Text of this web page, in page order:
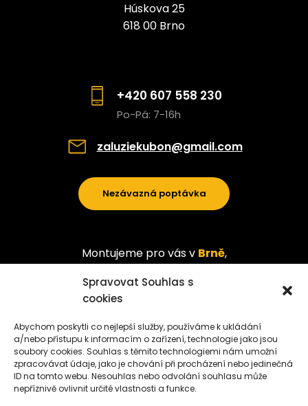
Spravovat Souhlas s
cookies
Abychom poskytli co nejlepší služby, používáme k ukládání
a/nebo přístupu k informacím o zařízení, technologie jako jsou
soubory cookies. Souhlas s těmito technologiemi nám umožní
zpracovávat údaje, jako je chování při procházení nebo jedinečná
ID na tomto webu. Nesouhlas nebo odvolání souhlasu může
nepříznivě ovlivnit určité vlastnosti a funkce.
Húskova 25
618 00 Brno
+420 607 558 230
Po-Pá: 7-16h
zaluziekubon@gmail.com
Nezávazná poptávka
Montujeme pro vás v Brně,